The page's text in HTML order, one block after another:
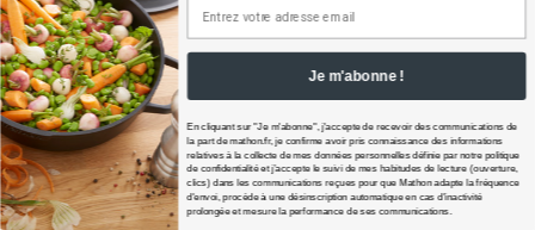
Avis produits
Je m'abonne !
En cliquant sur "Je m'abonne", j'accepte de recevoir des communications de
la part demathon.fr, je confirme avoir pris connaissance des informations
relatives à la collecte de mes données personnelles définie par notre politique
de confidentialité et j’accepte le suivi de mes habitudes de lecture (ouverture,
clics) dans les communications reçues pour que Mathon adapte la fréquence
d'envoi, procède à une désinscription automatique en cas d'inactivité
prolongée et mesure la performance de ses communications.​